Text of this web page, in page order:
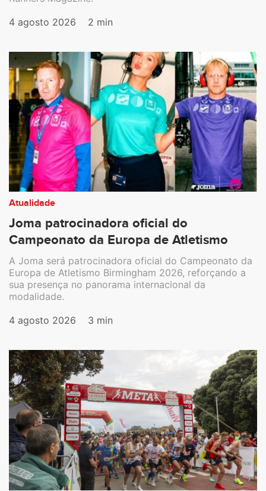
4 agosto 2026
2 min
Atualidade
Joma patrocinadora oficial do
Campeonato da Europa de Atletismo
A Joma será patrocinadora oficial do Campeonato da
Europa de Atletismo Birmingham 2026, reforçando a
sua presença no panorama internacional da
modalidade.
4 agosto 2026
3 min